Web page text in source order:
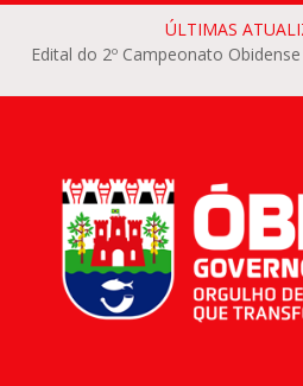
ÚLTIMAS
Edital do 2º Campeonato